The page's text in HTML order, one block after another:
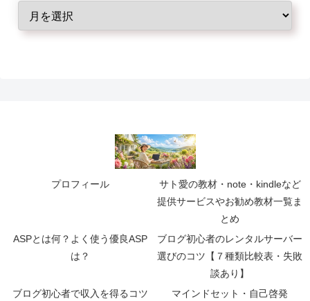
プロフィール
サト愛の教材・note・kindleなど
提供サービスやお勧め教材一覧ま
とめ
ASPとは何？よく使う優良ASP
は？
ブログ初心者のレンタルサーバー
選びのコツ【７種類比較表・失敗
談あり】
ブログ初心者で収入を得るコツ
マインドセット・自己啓発